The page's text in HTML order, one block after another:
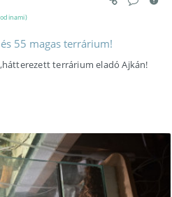
55 magas terrárium!
terrárium eladó Ajkán!